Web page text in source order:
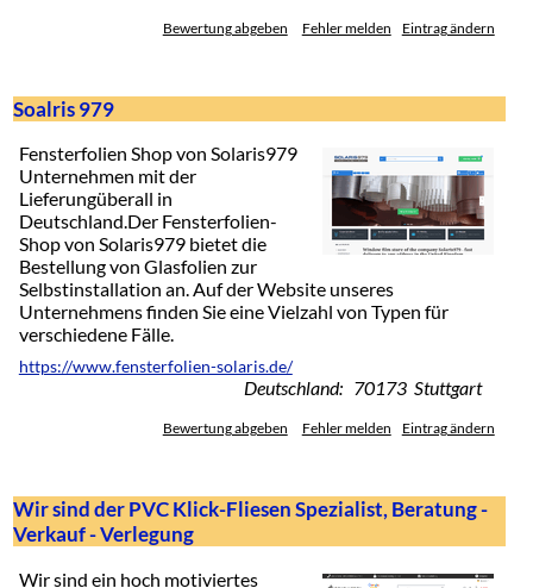
Bewertung abgeben Fehler melden Eintrag ändern
Soalris 979
Fensterfolien Shop von Solaris979
Unternehmen mit der
Lieferungüberall in
Deutschland.Der Fensterfolien-
Shop von Solaris979 bietet die
Bestellung von Glasfolien zur
Selbstinstallation an. Auf der Website unseres
Unternehmens finden Sie eine Vielzahl von Typen für
verschiedene Fälle.
https://www.fensterfolien-solaris.de/
Deutschland: 70173 Stuttgart
Bewertung abgeben Fehler melden Eintrag ändern
Wir sind der PVC Klick-Fliesen Spezialist, Beratung -
Verkauf - Verlegung
Wir sind ein hoch motiviertes